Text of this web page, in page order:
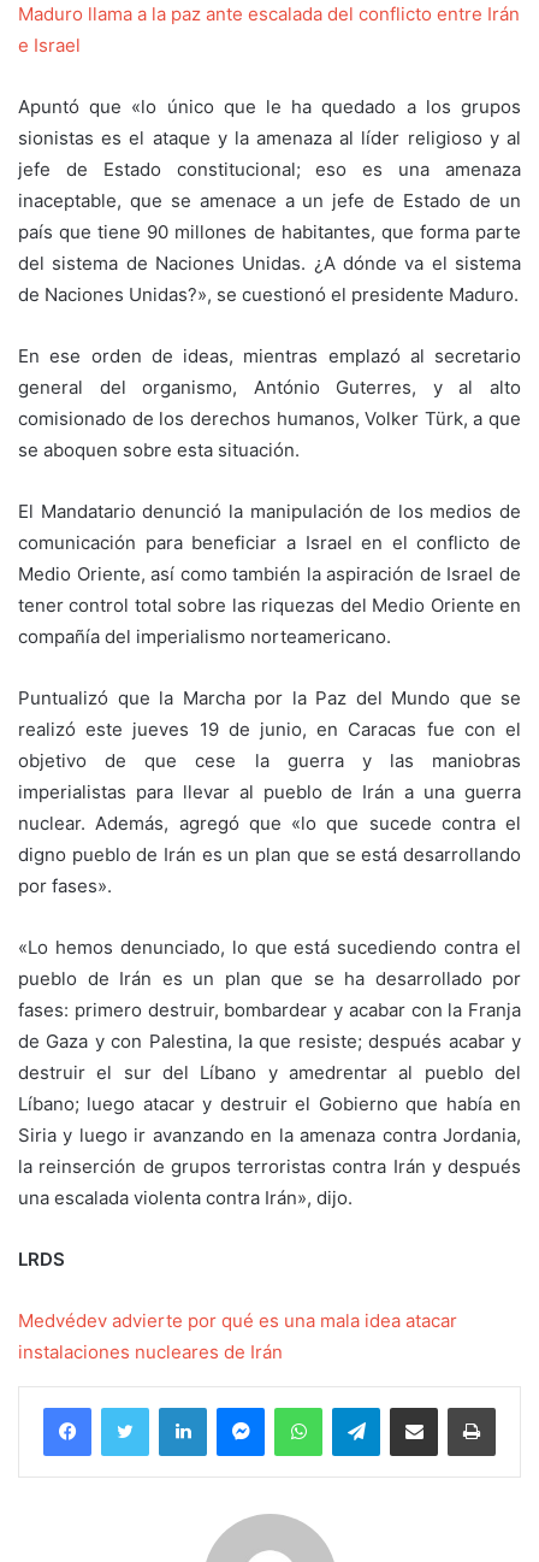
Maduro llama a la paz ante escalada del conflicto entre Irán
e Israel
Apuntó que «lo único que le ha quedado a los grupos
sionistas es el ataque y la amenaza al líder religioso y al
jefe de Estado constitucional; eso es una amenaza
inaceptable, que se amenace a un jefe de Estado de un
país que tiene 90 millones de habitantes, que forma parte
del sistema de Naciones Unidas. ¿A dónde va el sistema
de Naciones Unidas?», se cuestionó el presidente Maduro.
En ese orden de ideas, mientras emplazó al secretario
general del organismo, António Guterres, y al alto
comisionado de los derechos humanos, Volker Türk, a que
se aboquen sobre esta situación.
El Mandatario denunció la manipulación de los medios de
comunicación para beneficiar a Israel en el conflicto de
Medio Oriente, así como también la aspiración de Israel de
tener control total sobre las riquezas del Medio Oriente en
compañía del imperialismo norteamericano.
Puntualizó que la Marcha por la Paz del Mundo que se
realizó este jueves 19 de junio, en Caracas fue con el
objetivo de que cese la guerra y las maniobras
imperialistas para llevar al pueblo de Irán a una guerra
nuclear. Además, agregó que «lo que sucede contra el
digno pueblo de Irán es un plan que se está desarrollando
por fases».
«Lo hemos denunciado, lo que está sucediendo contra el
pueblo de Irán es un plan que se ha desarrollado por
fases: primero destruir, bombardear y acabar con la Franja
de Gaza y con Palestina, la que resiste; después acabar y
destruir el sur del Líbano y amedrentar al pueblo del
Líbano; luego atacar y destruir el Gobierno que había en
Siria y luego ir avanzando en la amenaza contra Jordania,
la reinserción de grupos terroristas contra Irán y después
una escalada violenta contra Irán», dijo.
LRDS
Medvédev advierte por qué es una mala idea atacar
instalaciones nucleares de Irán
FacebookTwitter LinkedInMessengerWhatsAppTelegramCompartir por correo electrónico